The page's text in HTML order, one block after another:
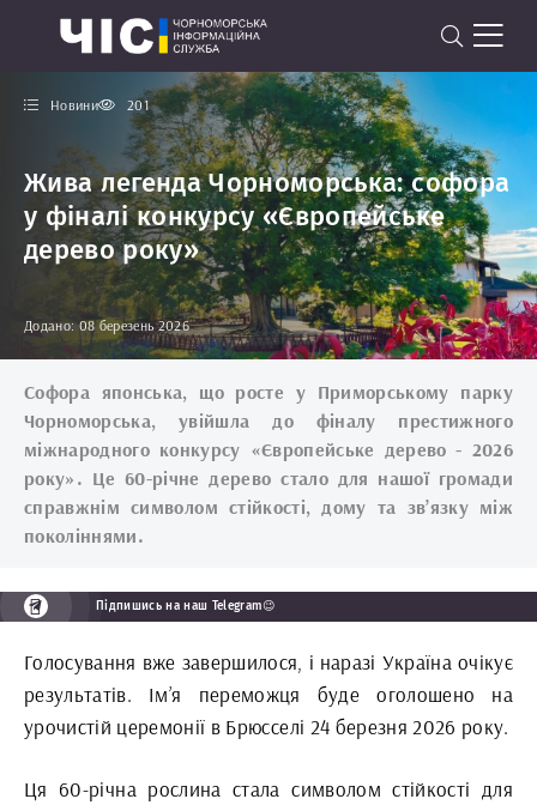
Новини 201
Жива легенда Чорноморська: софора
у фіналі конкурсу «Європейське
дерево року»
Додано: 08 березень 2026
Софора японська, що росте у Приморському парку
Чорноморська, увійшла до фіналу престижного
міжнародного конкурсу «Європейське дерево - 2026
року». Це 60-річне дерево стало для нашої громади
справжнім символом стійкості, дому та зв’язку між
поколіннями.
Підпишись на наш Telegram😉
Голосування вже завершилося, і наразі Україна очікує
результатів. Ім’я переможця буде оголошено на
урочистій церемонії в Брюсселі 24 березня 2026 року.
Ця 60-річна рослина стала символом стійкості для